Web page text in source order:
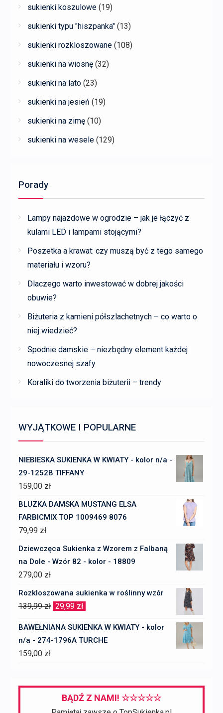
sukienki koszulowe (19)
sukienki typu "hiszpanka" (13)
sukienki rozkloszowane (108)
sukienki na wiosnę (32)
sukienki na lato (23)
sukienki na jesień (19)
sukienki na zimę (10)
sukienki na wesele (129)
Porady
Lampy najazdowe w ogrodzie – jak je łączyć z
kulami LED i lampami stojącymi?
Poszetka a krawat: czy muszą być z tego samego
materiału i wzoru?
Dlaczego warto inwestować w dobrej jakości
obuwie?
Biżuteria z kamieni półszlachetnych – co warto o
niej wiedzieć?
Spodnie damskie – niezbędny element każdej
nowoczesnej szafy
Koraliki do tworzenia biżuterii – trendy
WYJĄTKOWE I POPULARNE
NIEBIESKA SUKIENKA W KWIATY - kolor n/a -
29-1252B TIFFANY
159,00 zł
BLUZKA DAMSKA MUSTANG ELSA
FARBICMIX TOP 1009469 8076
79,99 zł
Dziewczęca Sukienka z Wzorem z Falbaną
na Dole - Wzór 82 - kolor - 18809
279,00 zł
Rozkloszowana sukienka w roślinny wzór
139,99zł Pierwotna
29,99 zł
BAWEŁNIANA SUKIENKA W KWIATY - kolor
n/a - 274-1796A TURCHE
159,00 zł
BĄDŹ Z NAMI! ☆☆☆☆☆